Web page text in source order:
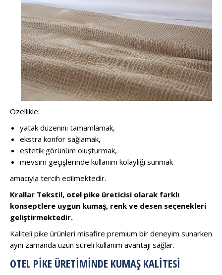
Özellikle:
yatak düzenini tamamlamak,
ekstra konfor sağlamak,
estetik görünüm oluşturmak,
mevsim geçişlerinde kullanım kolaylığı sunmak
amacıyla tercih edilmektedir.
Krallar Tekstil, otel pike üreticisi olarak farklı
konseptlere uygun kumaş, renk ve desen seçenekleri
geliştirmektedir.
Kaliteli pike ürünleri misafire premium bir deneyim sunarken
aynı zamanda uzun süreli kullanım avantajı sağlar.
OTEL PIKE ÜRETIMINDE KUMAŞ KALITESI